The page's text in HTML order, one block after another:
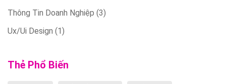
Thông Tin Doanh Nghiệp (3)
Ux/Ui Design (1)
Thẻ Phổ Biến